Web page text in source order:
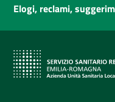
Elogi, reclami,